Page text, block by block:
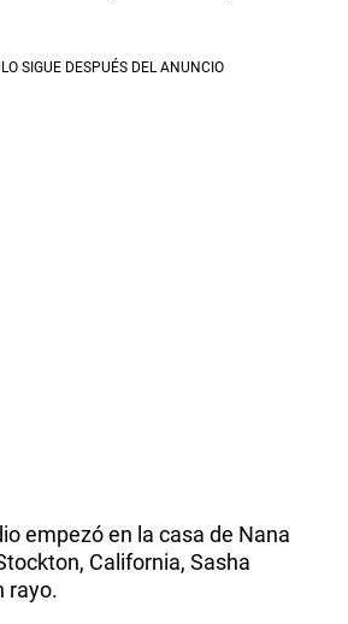
empezó en la casa de Nana
California, Sasha
rayo.